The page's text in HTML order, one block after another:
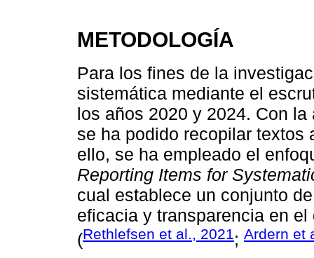
METODOLOGÍA
Para los fines de la
sistemática mediante el
los años 2020 y 2024. Con
se ha podido recopilar textos
ello, se ha empleado el
Reporting Items for
cual establece un conjunto
eficacia y transparencia en
(Rethlefsen et al., 2021; Ardern et